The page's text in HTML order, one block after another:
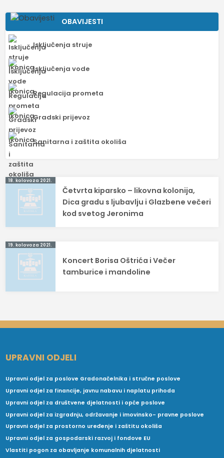
OBAVIJESTI
Isključenja struje
Isključenja vode
Regulacija prometa
Gradski prijevoz
Sanitarna i zaštita okoliša
Navigacija
objava
18. kolovoza 2021.
Četvrta kiparsko – likovna kolonija,
Dica gradu s ljubavlju i Glazbene večeri
kod svetog Jeronima
19. kolovoza 2021.
Koncert Borisa Oštrića i Večer
tamburice i mandoline
UPRAVNI ODJELI
Upravni odjel za poslove Gradonačelnika i stručne poslove
Upravni odjel za financije, javnu nabavu i naplatu prihoda
Upravni odjel za društvene djelatnosti i opće poslove
Upravni odjel za izgradnju, održavanje i imovinsko- pravne poslove
Upravni odjel za prostorno uređenje i zaštitu okoliša
Upravni odjel za gospodarski razvoj i fondove EU
Vlastiti pogon za obavljanje komunalnih djelatnosti